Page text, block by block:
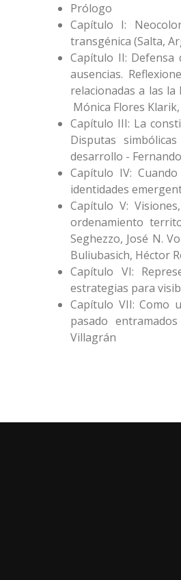
Prólogo
Capítulo I:
transgénica (Salta,
Capítulo II: Defensa
ausencias.
relacionadas a las
Mónica Flores
Capítulo III: La
Disputas
desarrollo -
Capítulo IV:
identidades
Capítulo V:
ordenamiento
Seghezzo, José N.
Buliubasich, Héctor
Capítulo VI:
estrategias para
Capítulo VII: Como
pasado
Villagrán